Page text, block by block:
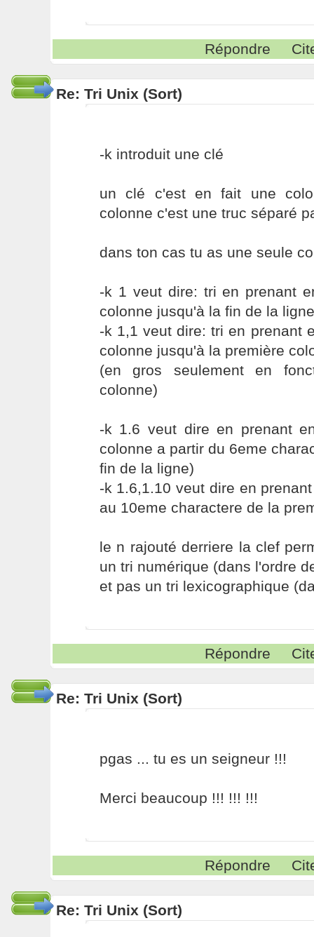
Répondre
Re: Tri Unix (Sort)
-k introduit une clé
un clé c'est en fait une
colonne c'est une truc séparé
dans ton cas tu as une seule
-k 1 veut dire: tri en prenant
colonne jusqu'à la fin de la ligne
-k 1,1 veut dire: tri en prenant
colonne jusqu'à la première
(en gros seulement en
colonne)
-k 1.6 veut dire en prenant
colonne a partir du 6eme
fin de la ligne)
-k 1.6,1.10 veut dire en
au 10eme charactere de la
le n rajouté derriere la clef
un tri numérique (dans l'ordre
et pas un tri lexicographique
Répondre
Re: Tri Unix (Sort)
pgas ... tu es un seigneur !!!
Merci beaucoup !!! !!! !!!
Répondre
Re: Tri Unix (Sort)